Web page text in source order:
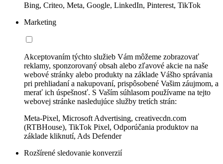
Bing, Criteo, Meta, Google, LinkedIn, Pinterest, TikTok
Marketing
Akceptovaním týchto služieb Vám môžeme zobrazovať
reklamy, sponzorovaný obsah alebo zľavové akcie na naše
webové stránky alebo produkty na základe Vášho správania
pri prehliadaní a nakupovaní, prispôsobené Vašim záujmom, a
merať ich úspešnosť. S Vaším súhlasom používame na tejto
webovej stránke nasledujúce služby tretích strán:
Meta-Pixel, Microsoft Advertising, creativecdn.com
(RTBHouse), TikTok Pixel, Odporúčania produktov na
základe kliknutí, Ads Defender
Rozšírené sledovanie konverzií